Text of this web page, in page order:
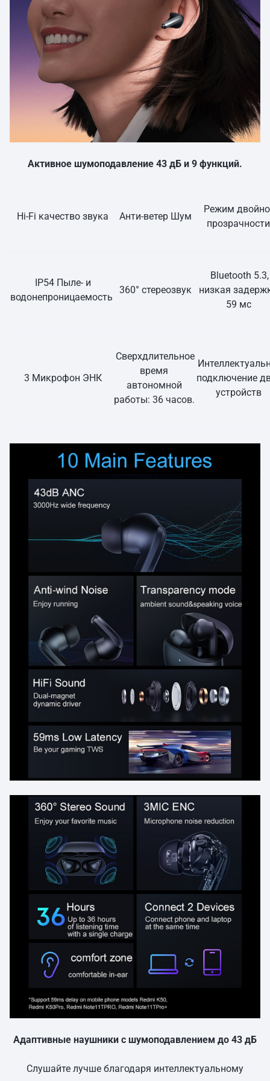
Кристально чистое качество звонков, где бы вы ни
находились: каждый из трех микрофонов выполняет свою
собственную функцию и точно извлекает звуки голоса для
эффективной фильтрации внешнего шума. Качество
звонков дополнительно повышается за счет алгоритма
шумоподавления нейронной сети.
Активное шумоподавление 43 дБ и 9 функций.
Hi-Fi качество звука Анти-ветер Шум
Режим
прозрачности
IP54 Пыле- и
водонепроницаемость
360° стереозвук
Bluetooth 5.3,
низкая
59 мс
3 Микрофон ЭНК
Сверхдлительное
время
автономной
работы: 36 часов.
подключение
устройств
Адаптивные наушники с шумоподавлением до 43 дБ
Слушайте лучше благодаря интеллектуальному